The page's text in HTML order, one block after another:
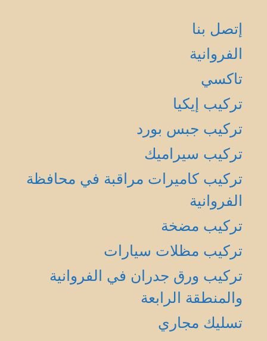
إتصل بنا
الفروانية
تاكسي
تركيب إيكيا
تركيب جبس بورد
تركيب سيراميك
تركيب كاميرات مراقبة في محافظة
الفروانية
تركيب مضخة
تركيب مظلات سيارات
تركيب ورق جدران في الفروانية
والمنطقة الرابعة
تسليك مجاري